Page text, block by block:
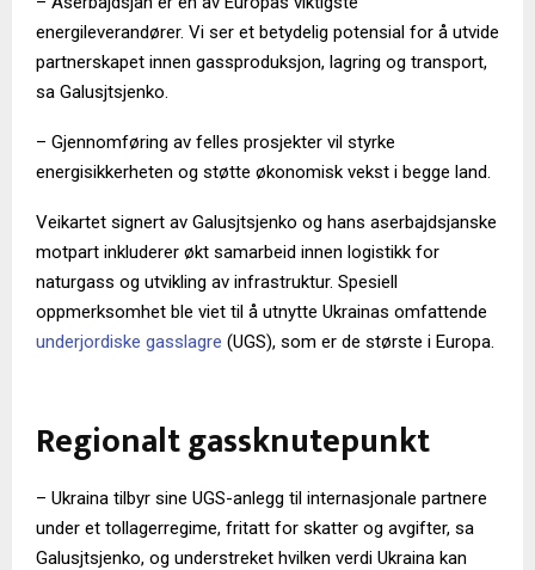
energileverandører. Vi ser et betydelig potensial for å utvide
partnerskapet innen gassproduksjon, lagring og transport,
sa Galusjtsjenko.
– Gjennomføring av felles prosjekter vil styrke
energisikkerheten og støtte økonomisk vekst i begge land.
Veikartet signert av Galusjtsjenko og hans aserbajdsjanske
motpart inkluderer økt samarbeid innen logistikk for
naturgass og utvikling av infrastruktur. Spesiell
oppmerksomhet ble viet til å utnytte Ukrainas omfattende
underjordiske gasslagre (UGS), som er de største i Europa.
Regionalt gassknutepunkt
– Ukraina tilbyr sine UGS-anlegg til internasjonale partnere
under et tollagerregime, fritatt for skatter og avgifter, sa
Galusjtsjenko, og understreket hvilken verdi Ukraina kan